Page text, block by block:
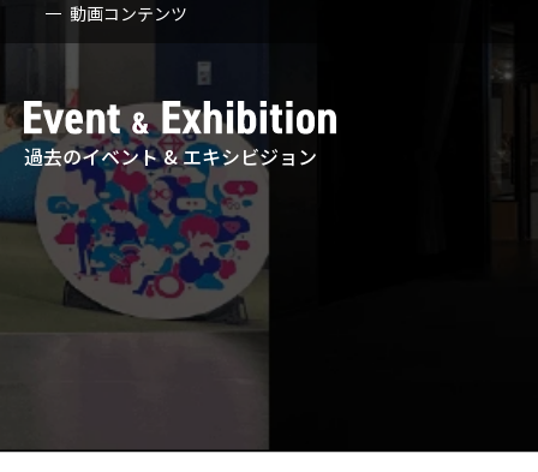
動画コンテンツ
過去のイベント & エキシビジョン